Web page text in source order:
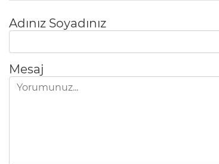
Adınız Soyadınız
Mesaj